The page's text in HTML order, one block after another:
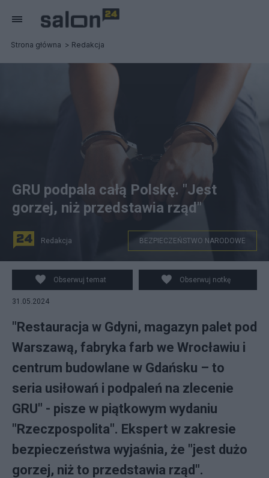
Strona główna Redakcja
Zdjęcie ilustracyjne. Źródło: Canva
GRU podpala całą Polskę. "Jest
gorzej, niż przedstawia rząd"
Redakcja BEZPIECZEŃSTWO NARODOWE
Obserwuj temat Obserwuj notkę
31.05.2024
"Restauracja w Gdyni, magazyn palet pod
Warszawą, fabryka farb we Wrocławiu i
centrum budowlane w Gdańsku – to
seria usiłowań i podpaleń na zlecenie
GRU" - pisze w piątkowym wydaniu
"Rzeczpospolita". Ekspert w zakresie
bezpieczeństwa wyjaśnia, że "jest dużo
gorzej, niż to przedstawia rząd".